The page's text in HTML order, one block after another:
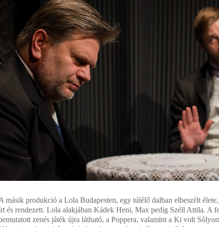
másik produkció a Lola Budapesten, egy túlélő dalban elbeszélt
és rendezett. Lola alakjában Kádek Heni, Max pedig Széll Attila. A
zenés játék újra látható, a Poppera, valamint a Ki volt